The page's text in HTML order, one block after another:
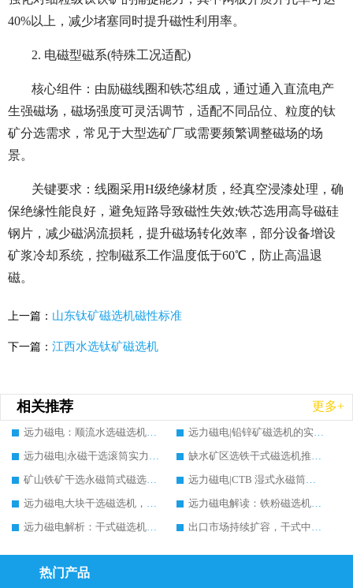
40%以上，减少堵塞同时提升磁性利用率。
2. 电磁型磁系(特殊工况适配)
核心组件：由励磁线圈和铁芯组成，通过通入直流电产
生强磁场，磁场强度可灵活调节，适配不同品位、粒度的钛
矿分选需求，常见于大型选矿厂或需要频繁调整磁场的场
景。
关键要求：线圈采用H级绝缘材质，经真空浸漆处理，确
保绝缘性能良好，避免短路导致磁性失效;铁芯选用高导磁硅
钢片，减少磁涡流损耗，提升磁场转化效率，部分设备增设
矿浆冷却系统，控制磁系工作温度低于60℃，防止高温退
磁。
上一篇： 山东钛矿磁选机磁性标准
下一篇： 江西水选钛矿磁选机
相关推荐 更多+
远力磁电：顺流水选磁选机实力生产厂家实测对比推荐，价格及案例分析
远力磁电|铅锌矿磁选机的实力生产厂家推荐，案例分析
远力磁电|永磁干选滚筒实力生产厂家推荐，多维度筛选指南与案例分析
缺水矿区选铁干式磁选机推荐实力生产厂家案例分析|远力磁电
矿山铁矿干选永磁筒式磁选机铁矿精选推荐，实力生产厂家远力磁电现场案例分享
远力磁电|CTB 湿式永磁筒式磁选机铁矿精选推荐实力生产厂家
远力磁电大块干选磁选机，实力厂家设备能否提升矿石品位?行业趋势、厂家调研全解析
远力磁电解读：铁粉磁选机能否提升品位?原理、行情与行业调研参考
远力磁电解析：干式磁选机能否提升矿石品位?原理、行情与行业发展全景
出口市场持续扩容，干式中强磁磁选机价格如何演变？远力磁电预判前景
热门产品